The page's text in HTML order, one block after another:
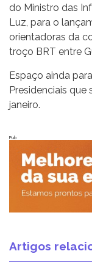
do Ministro das
Luz, para o
orientadoras da
troço BRT entre
Espaço ainda
Presidenciais que
janeiro.
Pub
Artigos